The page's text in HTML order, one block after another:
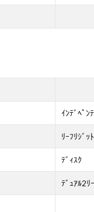
ｲﾝﾃﾞﾍﾟﾝ
ﾘｰﾌﾘｼﾞｯ
ﾃﾞｨｽｸ
ﾃﾞｭｱﾙ2ﾘ